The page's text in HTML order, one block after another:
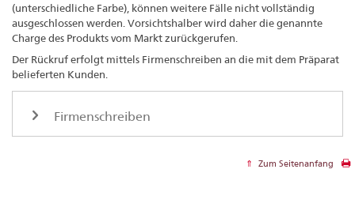
(unterschiedliche Farbe), können weitere Fälle nicht vollständig
ausgeschlossen werden. Vorsichtshalber wird daher die genannte
Charge des Produkts vom Markt zurückgerufen.
Der Rückruf erfolgt mittels Firmenschreiben an die mit dem Präparat
belieferten Kunden.
Firmenschreiben
Zum Seitenanfang